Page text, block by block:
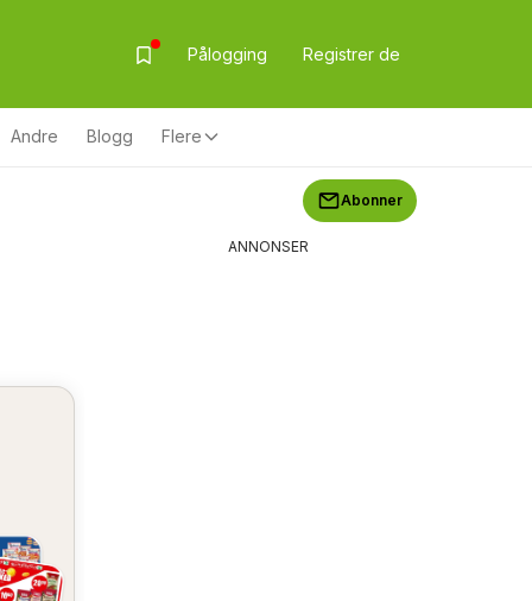
Pålogging Registrer de
Andre Blogg Flere
Abonner
ANNONSER